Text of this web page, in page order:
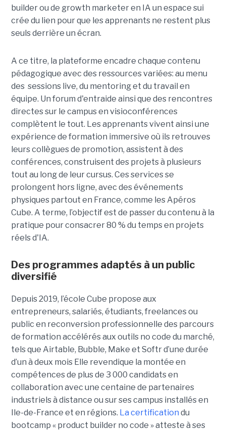
builder ou de growth marketer en IA un espace sui
crée du lien pour que les apprenants ne restent plus
seuls derrière un écran.
A ce titre, la plateforme encadre chaque contenu
pédagogique avec des ressources variées: au menu
des sessions live, du mentoring et du travail en
équipe. Un forum d'entraide ainsi que des rencontres
directes sur le campus en visioconférences
complètent le tout. Les apprenants vivent ainsi une
expérience de formation immersive où ils retrouves
leurs collègues de promotion, assistent à des
conférences, construisent des projets à plusieurs
tout au long de leur cursus. Ces services se
prolongent hors ligne, avec des événements
physiques partout en France, comme les Apéros
Cube. A terme, l’objectif est de passer du contenu à la
pratique pour consacrer 80 % du temps en projets
réels d'IA.
Des programmes adaptés à un public
diversifié
Depuis 2019, l’école Cube propose aux
entrepreneurs, salariés, étudiants, freelances ou
public en reconversion professionnelle des parcours
de formation accélérés aux outils no code du marché,
tels que Airtable, Bubble, Make et Softr d’une durée
d’un à deux mois Elle revendique la montée en
compétences de plus de 3 000 candidats en
collaboration avec une centaine de partenaires
industriels à distance ou sur ses campus installés en
Ile-de-France et en régions. La certification du
bootcamp « product builder no code » atteste à ses